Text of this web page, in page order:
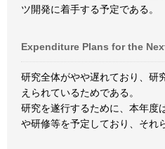
ツ開発に着手する予定である。
Expenditure Plans for the
研究全体がやや遅れており、研
えられているためである。
研究を遂行するために、本年度
や研修等を予定しており、それ